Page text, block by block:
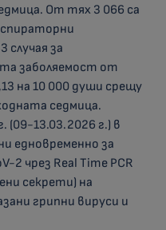
От тях 3 066 са
случая за
заболяемост от
на 10 000 души срещу
седмица.
(09-13.03.2026 г.) в
едновременно за
2 чрез Real Time PCR
секрети) на
грипни вируси и